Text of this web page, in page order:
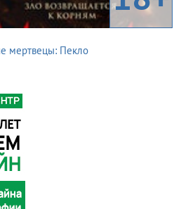
мертвецы: Пекло